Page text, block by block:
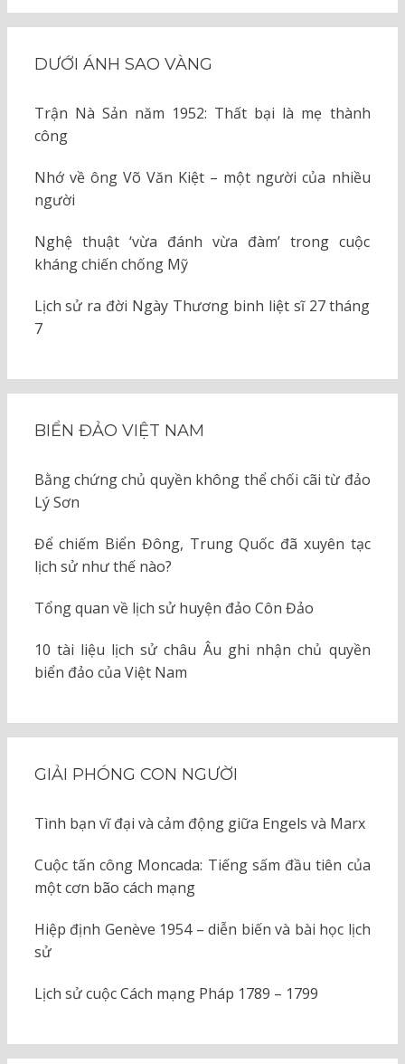
DƯỚI ÁNH SAO VÀNG
Trận Nà Sản năm 1952: Thất bại là mẹ thành
công
Nhớ về ông Võ Văn Kiệt – một người của nhiều
người
Nghệ thuật ‘vừa đánh vừa đàm’ trong cuộc
kháng chiến chống Mỹ
Lịch sử ra đời Ngày Thương binh liệt sĩ 27 tháng
7
BIỂN ĐẢO VIỆT NAM
Bằng chứng chủ quyền không thể chối cãi từ đảo
Lý Sơn
Để chiếm Biển Đông, Trung Quốc đã xuyên tạc
lịch sử như thế nào?
Tổng quan về lịch sử huyện đảo Côn Đảo
10 tài liệu lịch sử châu Âu ghi nhận chủ quyền
biển đảo của Việt Nam
GIẢI PHÓNG CON NGƯỜI
Tình bạn vĩ đại và cảm động giữa Engels và Marx
Cuộc tấn công Moncada: Tiếng sấm đầu tiên của
một cơn bão cách mạng
Hiệp định Genève 1954 – diễn biến và bài học lịch
sử
Lịch sử cuộc Cách mạng Pháp 1789 – 1799